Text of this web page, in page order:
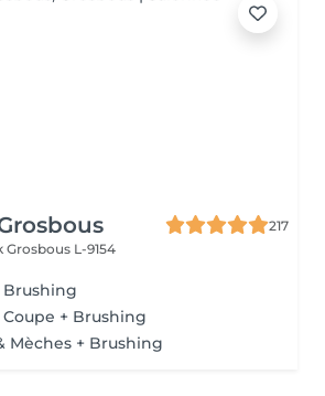
217
Grosbous L-9154
Brushing
+ Brushing
Mèches + Brushing